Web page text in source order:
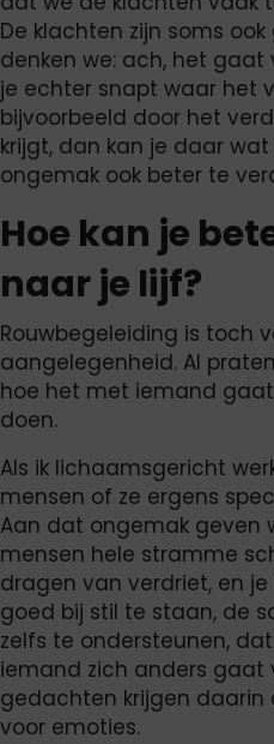
De klachten zijn soms
denken we: ach, het gaat
je echter snapt waar het
bijvoorbeeld door het
krijgt, dan kan je daar
ongemak ook beter te
Hoe kan je
naar je lijf?
Rouwbegeleiding is toch
aangelegenheid. Al
hoe het met iemand
doen.
Als ik lichaamsgericht
mensen of ze ergens
Aan dat ongemak geven
mensen hele stramme
dragen van verdriet, en
goed bij stil te staan, de
zelfs te ondersteunen,
iemand zich anders gaat
gedachten krijgen daarin
voor emoties.